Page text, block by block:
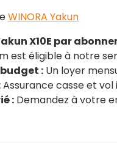
WINORA Yakun
X10E par
est éligible à notre
: Un loyer
Assurance casse et
: Demandez à votre